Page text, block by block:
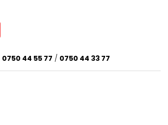
0750 44 55 77 / 0750 44 33 77